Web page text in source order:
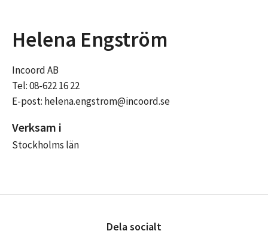
Helena Engström
Incoord AB
Tel: 08-622 16 22
E-post: helena.engstrom@incoord.se
Verksam i
Stockholms län
Dela socialt